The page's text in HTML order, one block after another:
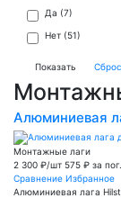
Да (7)
Нет (51)
Алюминиевая
Монтажные лаги
2 300 ₽/шт 575 ₽ за
Сравнение Избранное
Алюминиевая лага